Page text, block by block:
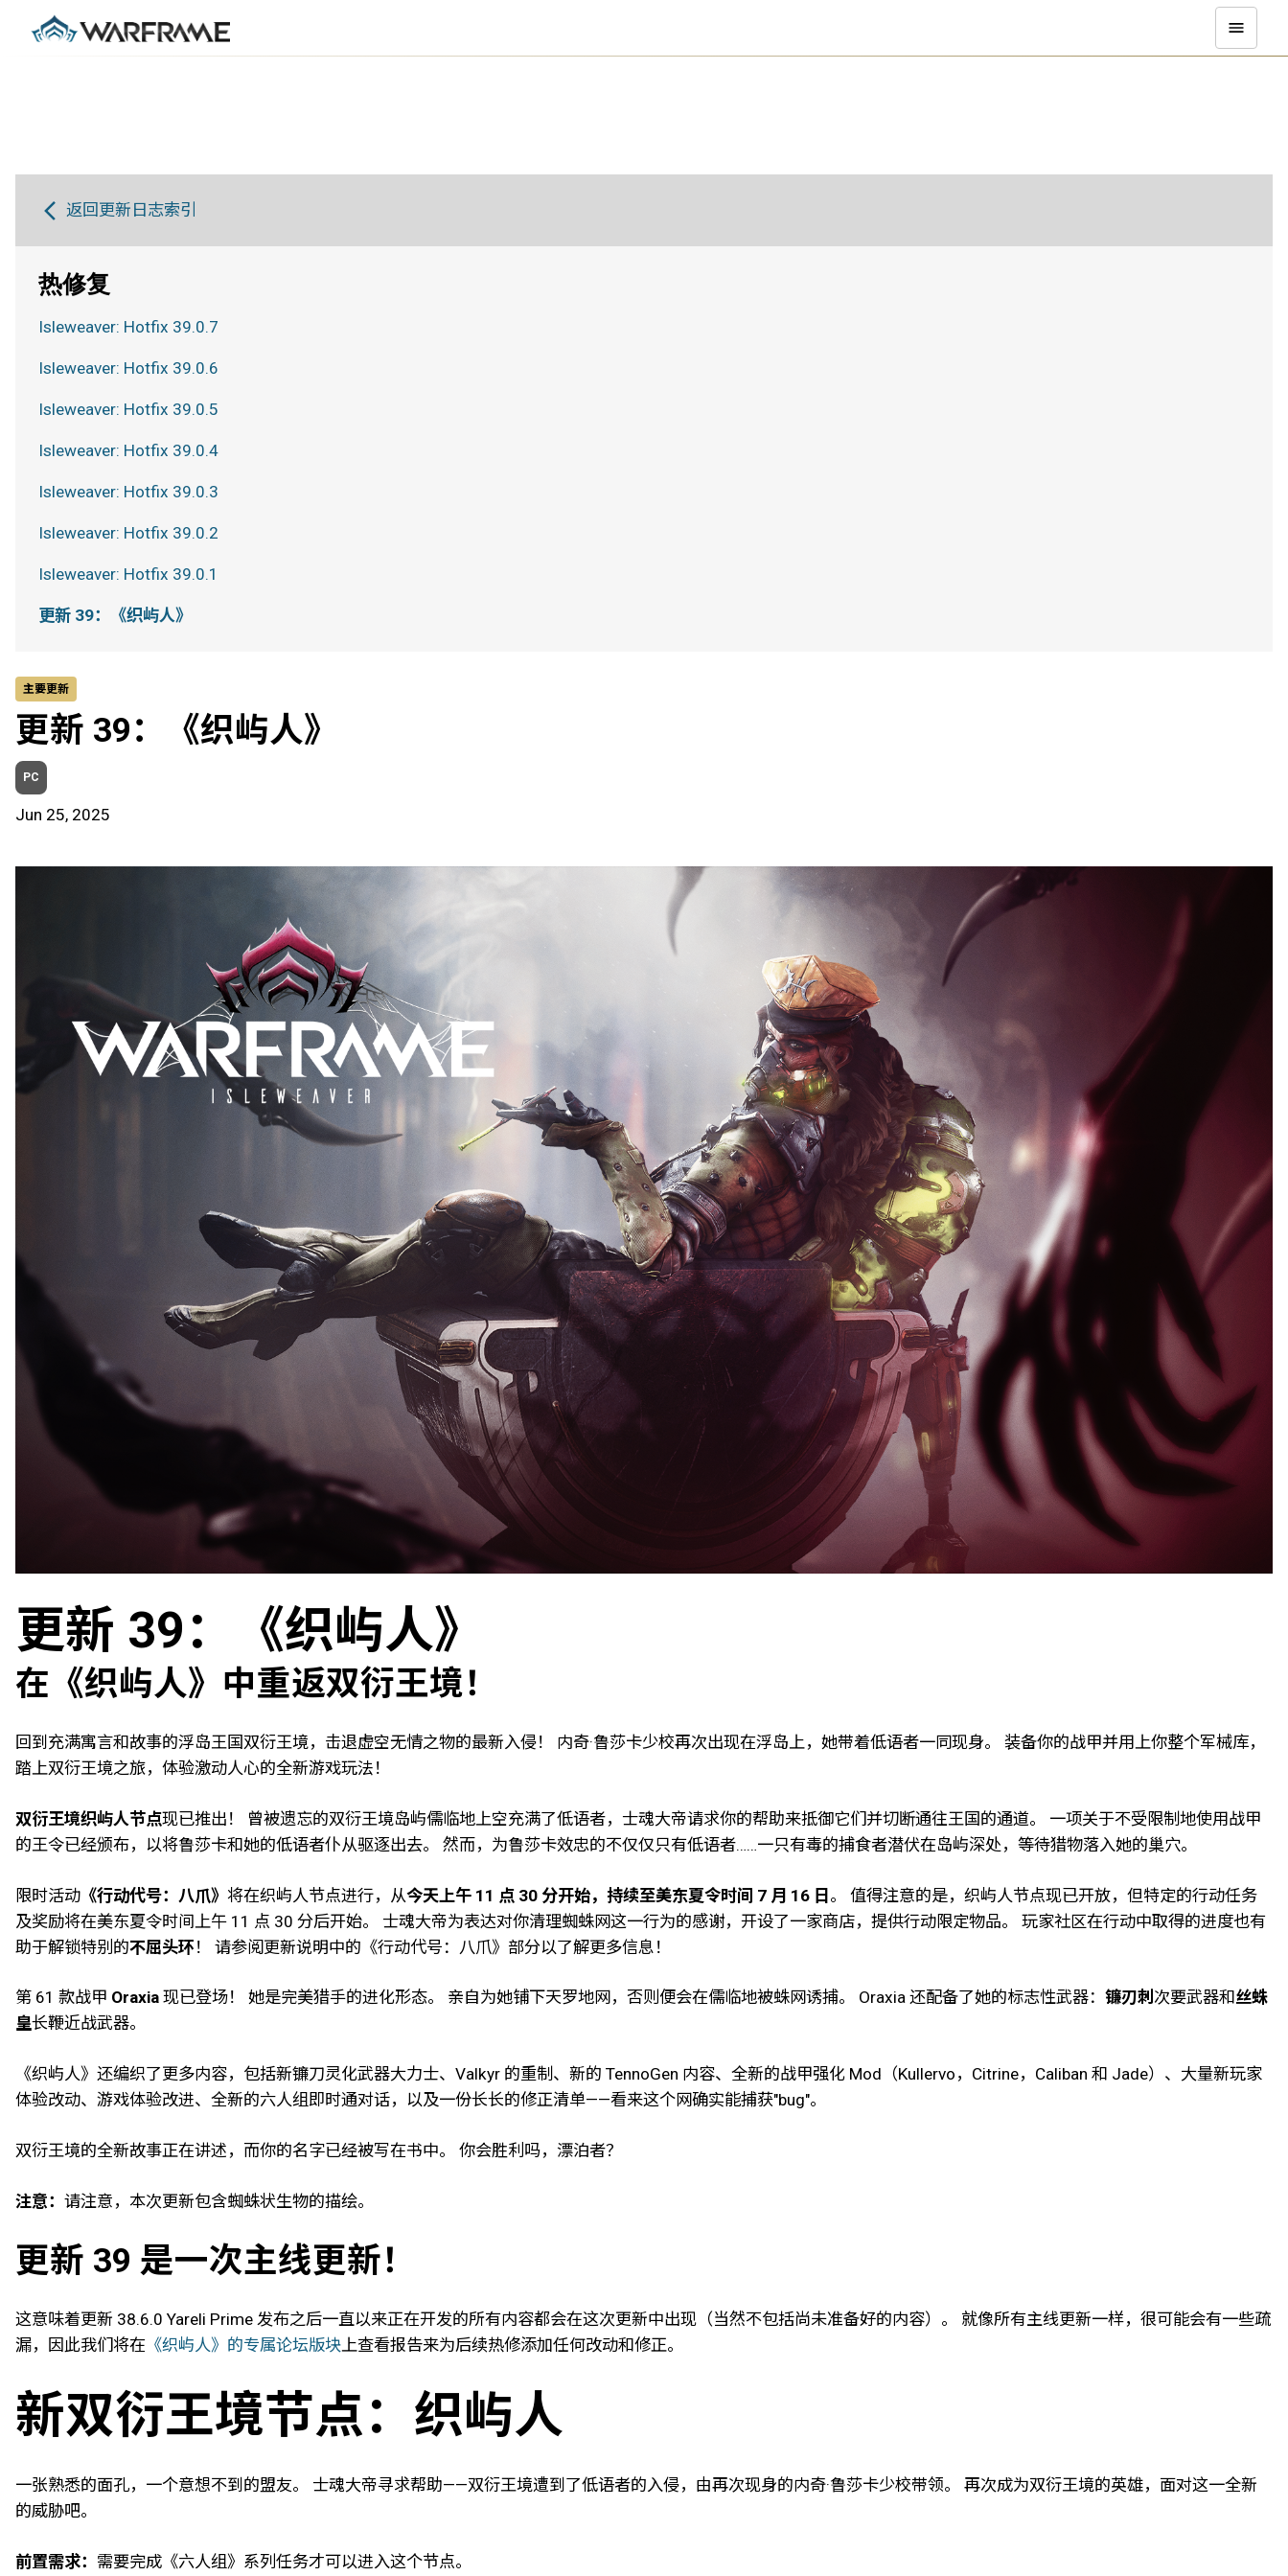
主要更新
更新 39：《织屿人》
PC
Jun 25, 2025
更新 39：《织屿人》
在《织屿人》中重返双衍王境！
回到充满寓言和故事的浮岛王国双衍王境，击退虚空无情之物的最新入侵！ 内奇·鲁莎卡少校再次出现在浮岛上，她带着低语者一同现身。 装备你的战甲并用上你整个军械库，
踏上双衍王境之旅，体验激动人心的全新游戏玩法！
双衍王境织屿人节点现已推出！ 曾被遗忘的双衍王境岛屿儒临地上空充满了低语者，士魂大帝请求你的帮助来抵御它们并切断通往王国的通道。 一项关于不受限制地使用战甲
的王令已经颁布，以将鲁莎卡和她的低语者仆从驱逐出去。 然而，为鲁莎卡效忠的不仅仅只有低语者……一只有毒的捕食者潜伏在岛屿深处，等待猎物落入她的巢穴。
限时活动 《行动代号：八爪》 将在织屿人节点进行，从今天上午 11 点 30 分开始，持续至美东夏令时间 7 月 16 日 。 值得注意的是，织屿人节点现已开放，但特定的行动任务
及奖励将在美东夏令时间上午 11 点 30 分后开始。 士魂大帝为表达对你清理蜘蛛网这一行为的感谢，开设了一家商店，提供行动限定物品。 玩家社区在行动中取得的进度也有
助于解锁特别的不屈头环 ！ 请参阅更新说明中的《行动代号：八爪》部分以了解更多信息！
第 61 款战甲 Oraxia 现已登场！ 她是完美猎手的进化形态。 亲自为她铺下天罗地网，否则便会在儒临地被蛛网诱捕。 Oraxia 还配备了她的标志性武器： 镰刃刺 次要武器和 丝蛛
皇长鞭近战武器。
《织屿人》还编织了更多内容，包括新镰刀灵化武器大力士、Valkyr 的重制、新的 TennoGen 内容、全新的战甲强化 Mod（Kullervo，Citrine，Caliban 和 Jade）、大量新玩家
体验改动、游戏体验改进、全新的六人组即时通对话，以及一份长长的修正清单——看来这个网确实能捕获"bug"。
双衍王境的全新故事正在讲述，而你的名字已经被写在书中。 你会胜利吗，漂泊者？
注意： 请注意，本次更新包含蜘蛛状生物的描绘。
更新 39 是一次主线更新！
这意味着更新 38.6.0 Yareli Prime 发布之后一直以来正在开发的所有内容都会在这次更新中出现（当然不包括尚未准备好的内容）。 就像所有主线更新一样，很可能会有一些疏
漏，因此我们将在 《织屿人》的专属论坛版块 上查看报告来为后续热修添加任何改动和修正。
新双衍王境节点：织屿人
一张熟悉的面孔，一个意想不到的盟友。 士魂大帝寻求帮助——双衍王境遭到了低语者的入侵，由再次现身的内奇·鲁莎卡少校带领。 再次成为双衍王境的英雄，面对这一全新
的威胁吧。
前置需求： 需要完成《六人组》系列任务才可以进入这个节点。
返回更新日志索引
热修复
Isleweaver: Hotfix 39.0.7
Isleweaver: Hotfix 39.0.6
Isleweaver: Hotfix 39.0.5
Isleweaver: Hotfix 39.0.4
Isleweaver: Hotfix 39.0.3
Isleweaver: Hotfix 39.0.2
Isleweaver: Hotfix 39.0.1
更新 39：《织屿人》